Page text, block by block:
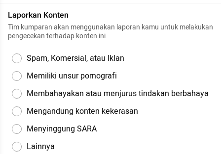
Laporkan Konten
Tim kumparan akan menggunakan laporan kamu untuk melakukan
pengecekan terhadap konten ini.
Spam, Komersial, atau Iklan
Memiliki unsur pornografi
Membahayakan atau menjurus tindakan berbahaya
Mengandung konten kekerasan
Menyinggung SARA
Lainnya